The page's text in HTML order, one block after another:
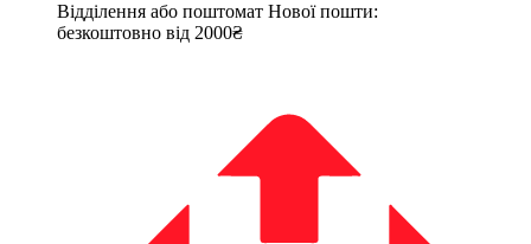
Відділення або поштомат Нової пошти:
безкоштовно від 2000₴